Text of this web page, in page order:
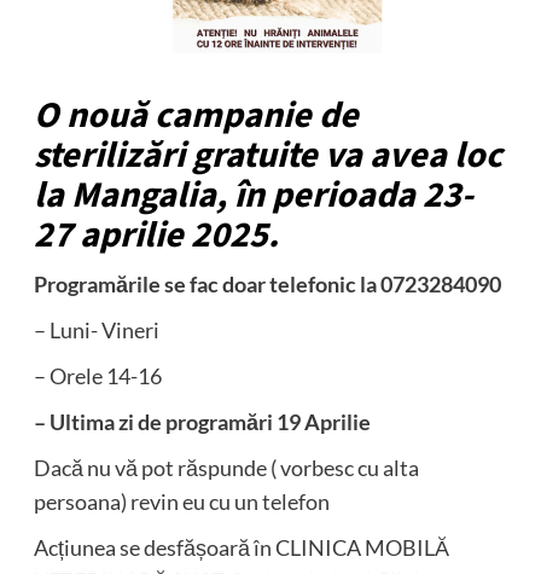
O nouă campanie de
sterilizări gratuite va avea loc
la Mangalia, în perioada 23-
27 aprilie 2025.
Programările se fac doar telefonic la 0723284090
– Luni- Vineri
– Orele 14-16
– Ultima zi de programări 19 Aprilie
Dacă nu vă pot răspunde ( vorbesc cu alta
persoana) revin eu cu un telefon
Acțiunea se desfășoară în CLINICA MOBILĂ